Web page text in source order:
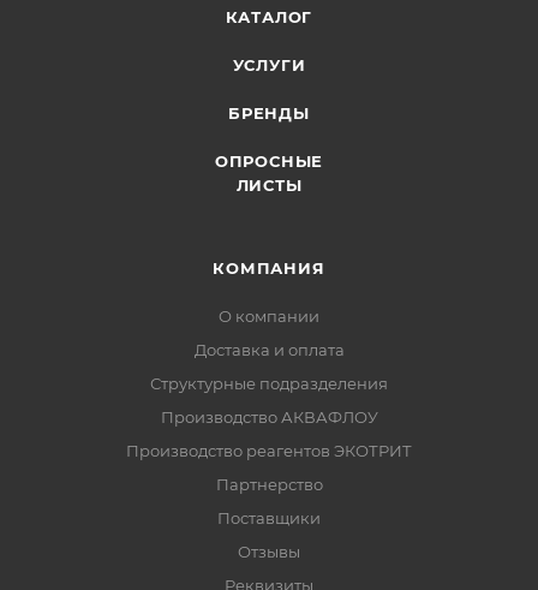
КАТАЛОГ
УСЛУГИ
БРЕНДЫ
ОПРОСНЫЕ
ЛИСТЫ
КОМПАНИЯ
О компании
Доставка и оплата
Структурные подразделения
Производство АКВАФЛОУ
Производство реагентов ЭКОТРИТ
Партнерство
Поставщики
Отзывы
Реквизиты